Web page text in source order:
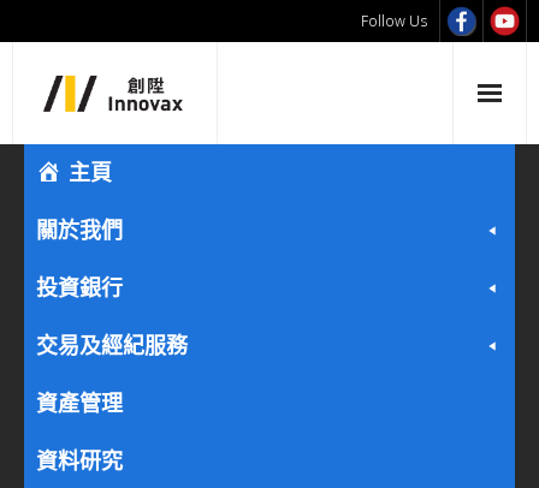
Follow Us
主頁
關於我們
投資銀行
交易及經紀服務
資產管理
資料研究